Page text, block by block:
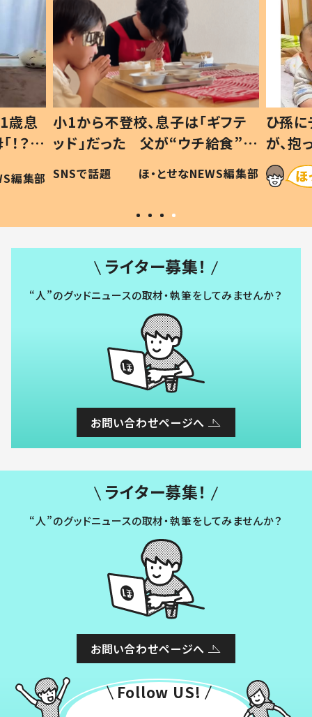
歳息
？」
編集部
小1から不登校、息子は「ギフテ
ッド」だった 父が“ウチ給食”を
作り続ける理由とは #令和の親
#令和の子
SNSで話題 ほ・とせなNEWS編集部
ひ孫
が、
「涙が
い」
ライター募集！
“人”のグッドニュースの取材・執筆をしてみませんか？
お問い合わせページへ
ライター募集！
“人”のグッドニュースの取材・執筆をしてみませんか？
お問い合わせページへ
Follow US!